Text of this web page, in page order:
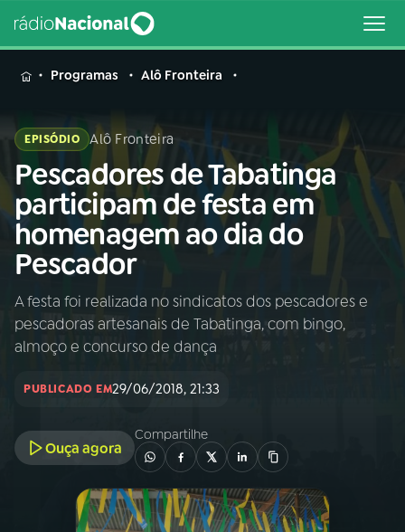
MENU
Buscar
na
Rádio
Nacional
Buscar
01INÍCIO
02A RÁDIO
03PROGRAMAÇÃO
PROGRAMAS
Programas Alô Fronteira
EPISÓDIO Alô Fronteira
Pescadores de Tabatinga
participam de festa em
homenagem ao dia do
Pescador
A festa foi realizada no sindicatos dos pescadores e
pescadoras artesanais de Tabatinga, com bingo,
almoço e concurso de dança
PUBLICADO EM29/06/2018, 21:33
Ouça agora
Compartilhe